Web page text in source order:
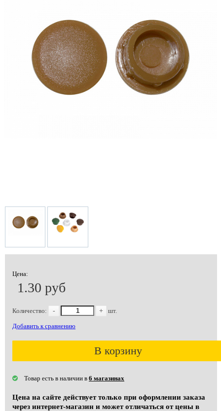
Цена:
1.30 руб
Количество: - + шт.
Добавить к сравнению
В корзину
Товар есть в наличии в 6 магазинах
Цена на сайте действует только при оформлении заказа
через интернет-магазин и может отличаться от цены в